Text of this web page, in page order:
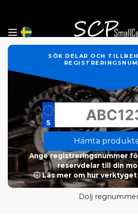
SÖK DELAR OCH
Hämta
Ange registreringsnummer
reservdelar till din
ⓘ Läs mer om hur
Dölj